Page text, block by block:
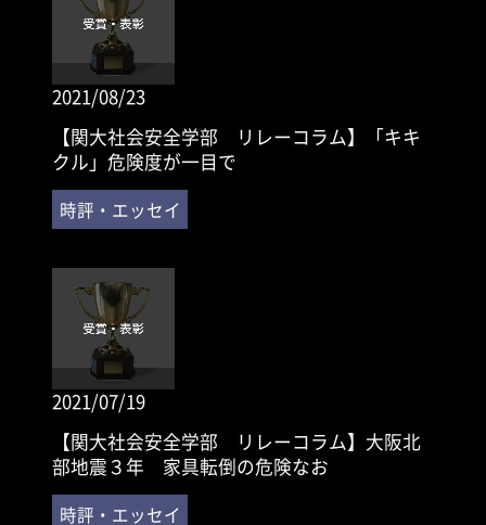
2021/08/23
【関大社会安全学部 リレーコラム】「キキ
クル」危険度が一目で
2021/07/19
【関大社会安全学部 リレーコラム】大阪北
部地震３年 家具転倒の危険なお